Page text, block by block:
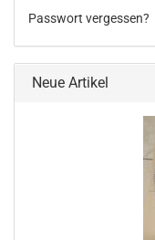
Passwort vergessen?
Neue Artikel